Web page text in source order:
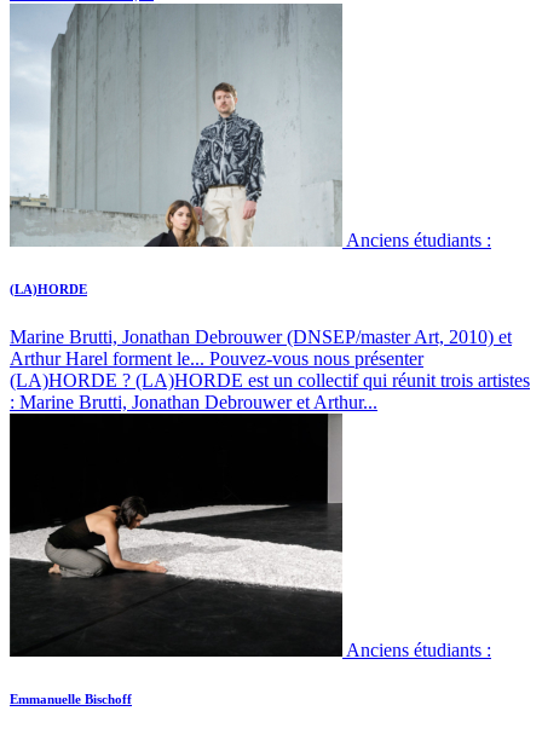
Anciens étudiants :
(LA)HORDE
Marine Brutti, Jonathan Debrouwer (DNSEP/master Art, 2010) et
Arthur Harel forment le... Pouvez-vous nous présenter
(LA)HORDE ? (LA)HORDE est un collectif qui réunit trois artistes
: Marine Brutti, Jonathan Debrouwer et Arthur...
Anciens étudiants :
Emmanuelle Bischoff